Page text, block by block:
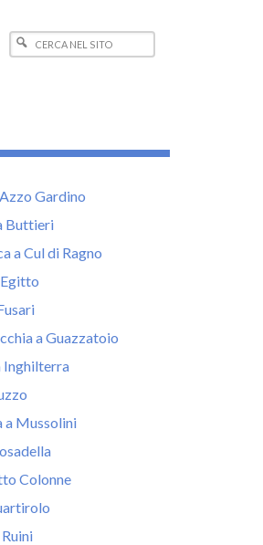
Gardino
Buttieri
a Cul di Ragno
a Guazzatoio
Inghilterra
a Mussolini
Colonne